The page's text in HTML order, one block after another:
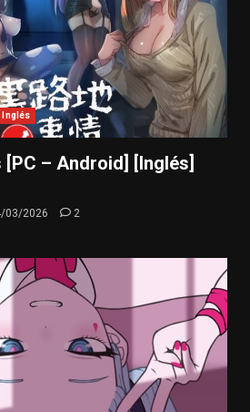
Inglés
[PC – Android] [Inglés]
03/2026 2